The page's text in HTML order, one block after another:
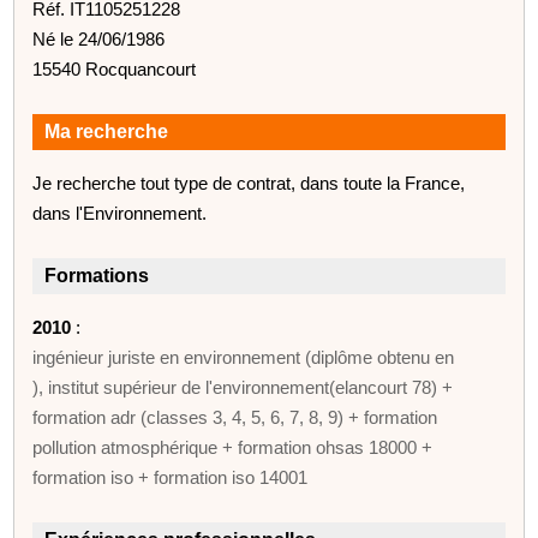
Réf. IT1105251228
Né le 24/06/1986
15540 Rocquancourt
Ma recherche
Je recherche tout type de contrat, dans toute la France,
dans l'Environnement.
Formations
2010 :
ingénieur juriste en environnement (diplôme obtenu en
), institut supérieur de l'environnement(elancourt 78) +
formation adr (classes 3, 4, 5, 6, 7, 8, 9) + formation
pollution atmosphérique + formation ohsas 18000 +
formation iso + formation iso 14001